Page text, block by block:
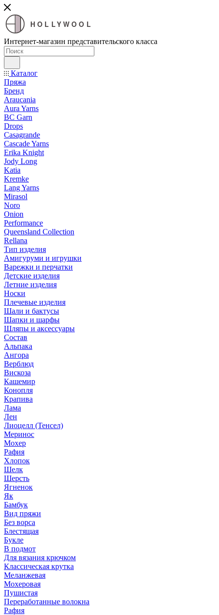
HOLLYWOOL
Интернет-магазин представительского класса
Каталог
Пряжа
Бренд
Araucania
Aura Yarns
BC Garn
Drops
Casagrande
Cascade Yarns
Erika Knight
Jody Long
Katia
Kremke
Lang Yarns
Mirasol
Noro
Onion
Performance
Queensland Collection
Rellana
Тип изделия
Амигуруми и игрушки
Варежки и перчатки
Детские изделия
Летние изделия
Носки
Плечевые изделия
Шали и бактусы
Шапки и шарфы
Шляпы и аксессуары
Состав
Альпака
Ангора
Верблюд
Вискоза
Кашемир
Конопля
Крапива
Лама
Лен
Лиоцелл (Тенсел)
Меринос
Мохер
Рафия
Хлопок
Шелк
Шерсть
Ягненок
Як
Бамбук
Вид пряжи
Без ворса
Блестящая
Букле
В подмот
Для вязания крючком
Классическая крутка
Меланжевая
Мохеровая
Пушистая
Переработанные волокна
Рафия